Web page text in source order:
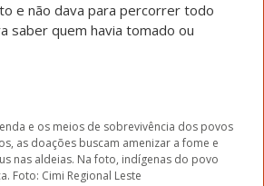
e não dava para percorrer todo
saber quem havia tomado ou
e os meios de sobrevivência dos povos
as doações buscam amenizar a fome e
nas aldeias. Na foto, indígenas do povo
Foto: Cimi Regional Leste